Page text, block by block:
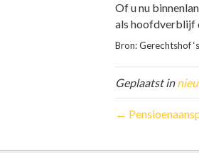
Of u nu
als hoofdverblijf
Bron: Gerechtshof
Geplaatst in
←